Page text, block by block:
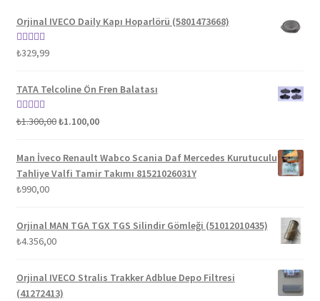
Orjinal IVECO Daily Kapı Hoparlörü (5801473668)
5 üzerinden
₺329,99
TATA Telcoline Ön Fren Balatası
5 üzerinden
₺1.300,00Orijinal
₺1.300,00.
₺1.100,00Şu
fiyat:
₺1.100,00.
Man İveco Renault Wabco Scania Daf Mercedes Kurutuculu
Tahliye Valfi Tamir Takımı 81521026031Y
₺990,00
Orjinal MAN TGA TGX TGS Silindir Gömleği (51012010435)
₺4.356,00
Orjinal IVECO Stralis Trakker Adblue Depo Filtresi
(41272413)